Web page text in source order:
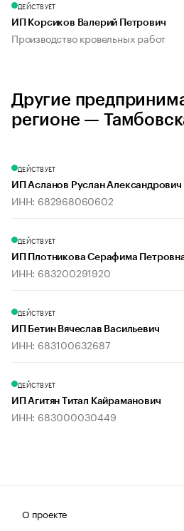
ДЕЙСТВУЕТ
ИП Корсиков Валерий Петрович
Производство кровельных работ
Другие
регионе —
ДЕЙСТВУЕТ
ИП Асланов Руслан Александрович
ИНН: 682968060602
ДЕЙСТВУЕТ
ИП Плотникова Серафима
ИНН: 683200291920
ДЕЙСТВУЕТ
ИП Бетин Вячеслав Васильевич
ИНН: 683100632687
ДЕЙСТВУЕТ
ИП Агитян Титал Кайраманович
ИНН: 683000030449
О проекте